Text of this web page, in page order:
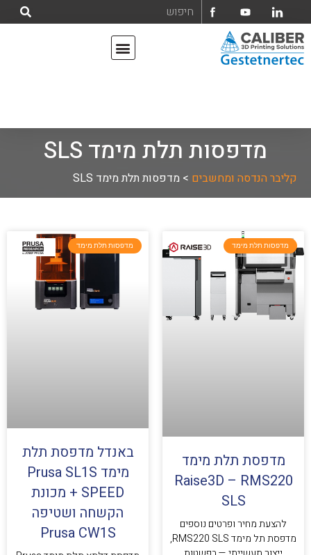
מדפסות תלת מימד SLS
קליבר הנדסה ומחשבים > מדפסות תלת מימד SLS
מדפסות תלת מימד
מדפסת תלת מימד
Raise3D – RMS220
SLS
להצעת מחיר ופרטים נוספים
מדפסת תל מימד RMS220 SLS,
מדפסות תלת מימד
באנדל מדפסת תלת
מימד Prusa SL1S
SPEED + מכונת
הקשחה ושטיפה
Prusa CW1S